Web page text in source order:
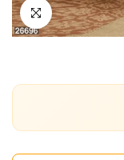
انقر للتكبير